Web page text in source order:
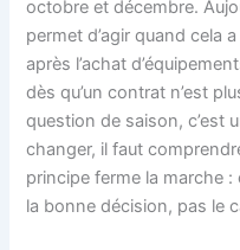
octobre et décembre.
permet d’agir quand cela
après l’achat
dès qu’un contrat n’est
question de saison, c’est
changer, il faut
principe ferme la marche :
la bonne décision, pas le